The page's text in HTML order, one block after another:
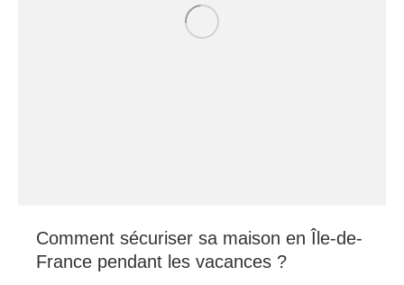
Comment sécuriser sa maison en Île-de-
France pendant les vacances ?